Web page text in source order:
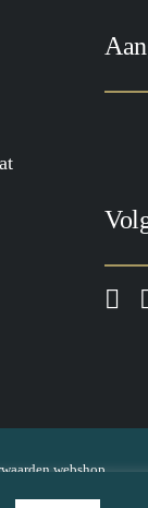
webshop